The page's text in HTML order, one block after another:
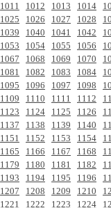
1011 1012 1013 1014
1025 1026 1027 1028
1039 1040 1041 1042
1053 1054 1055 1056
1067 1068 1069 1070
1081 1082 1083 1084
1095 1096 1097 1098
1109 1110 1111 1112
1123 1124 1125 1126
1137 1138 1139 1140
1151 1152 1153 1154
1165 1166 1167 1168
1179 1180 1181 1182
1193 1194 1195 1196
1207 1208 1209 1210
1221 1222 1223 1224